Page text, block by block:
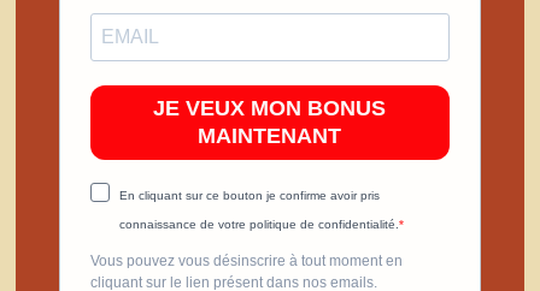
JE VEUX MON BONUS
MAINTENANT
En cliquant sur ce bouton je confirme avoir pris
connaissance de votre politique de confidentialité.
Vous pouvez vous désinscrire à tout moment en
cliquant sur le lien présent dans nos emails.